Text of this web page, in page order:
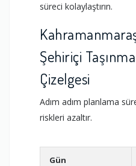
süreci kolaylaştırın.
Şehiriçi
Çizelgesi
Adım adım planlama
riskleri azaltır.
Gün